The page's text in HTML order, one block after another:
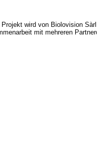
Projekt wird von Biolovision
mit mehreren